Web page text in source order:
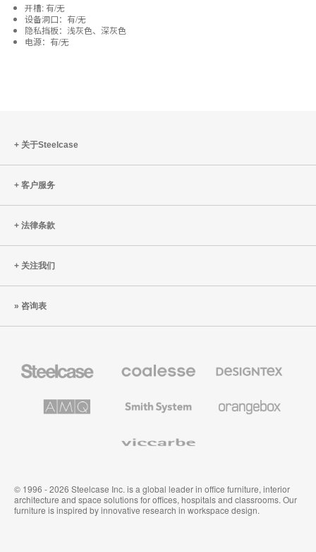
开槽: 有/无
设备洞口：有/无
隐私挡板：浅灰色、深灰色
电源：有/无
关于Steelcase
客户服务
法律条款
关注我们
咨询表
办
Solutions
System
© 1996 - 2026 Steelcase Inc. is a global leader in office furniture, interior
architecture and space solutions for offices, hospitals and classrooms. Our
furniture is inspired by innovative research in workspace design.